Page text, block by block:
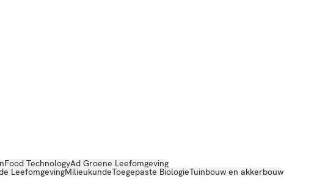
Food TechnologyAd Groene Leefomgeving
LeefomgevingMilieukundeToegepaste BiologieTuinbouw en akkerbouw